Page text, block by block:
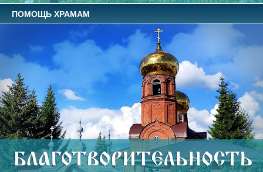
ПОМОЩЬ ХРАМАМ